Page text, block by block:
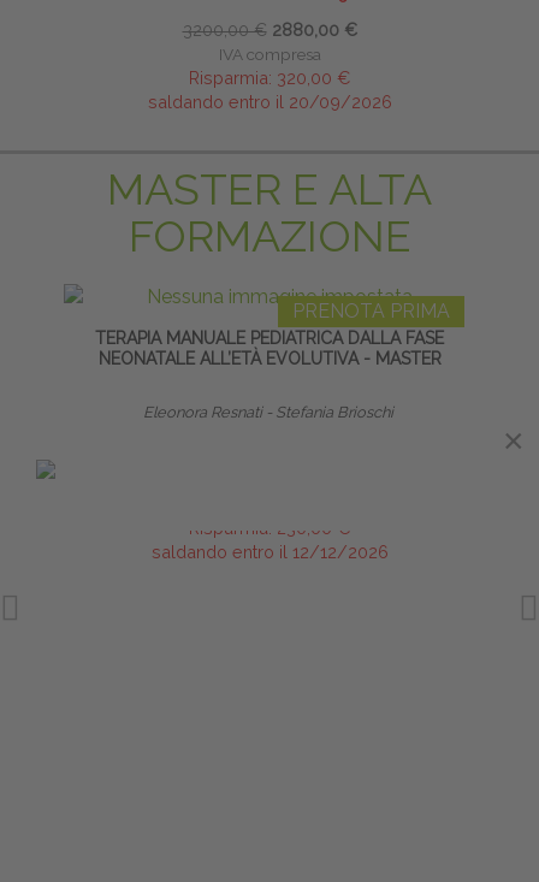
3200,00 € 2880,00 €
IVA compresa
Risparmia: 320,00 €
saldando entro il 20/09/2026
MASTER E ALTA
FORMAZIONE
PRENOTA PRIMA
TERAPIA MANUALE PEDIATRICA DALLA FASE
NEONATALE ALL’ETÀ EVOLUTIVA - MASTER
Eleonora Resnati - Stefania Brioschi
Risparmia: 230,00 €
saldando entro il 12/12/2026
×
×